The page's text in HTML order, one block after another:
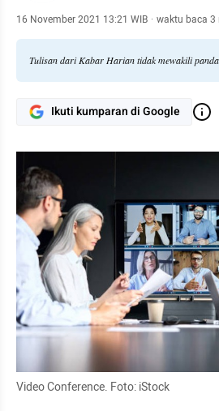
16 November 2021 13:21 WIB · waktu baca 3
Tulisan dari Kabar Harian tidak mewakili
Ikuti kumparan di Google
Video Conference. Foto: iStock